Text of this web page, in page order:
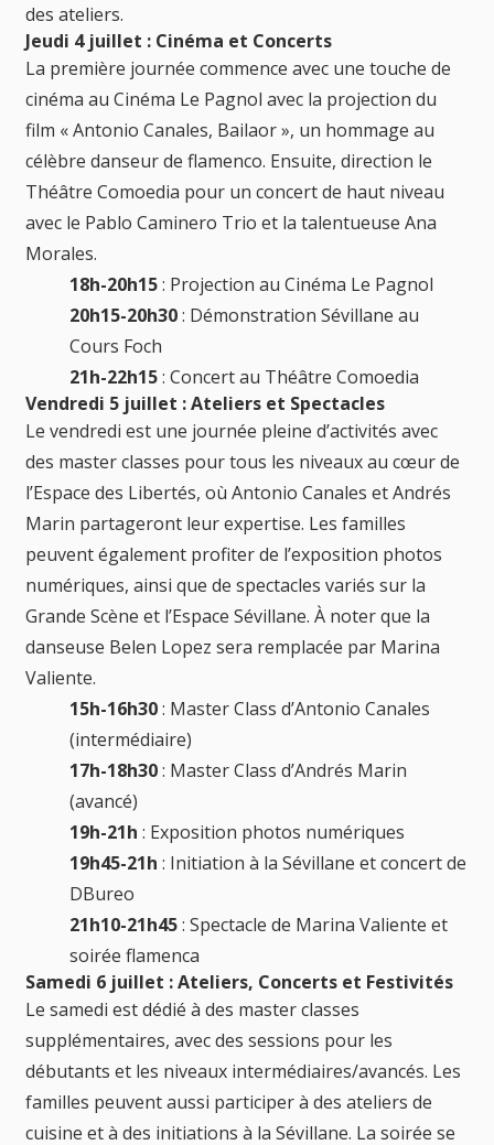
des ateliers.
Jeudi 4 juillet : Cinéma et Concerts
La première journée commence avec une touche de
cinéma au Cinéma Le Pagnol avec la projection du
film « Antonio Canales, Bailaor », un hommage au
célèbre danseur de flamenco. Ensuite, direction le
Théâtre Comoedia pour un concert de haut niveau
avec le Pablo Caminero Trio et la talentueuse Ana
Morales.
18h-20h15: Projection au Cinéma Le Pagnol
20h15-20h30: Démonstration Sévillane au
Cours Foch
21h-22h15: Concert au Théâtre Comoedia
Vendredi 5 juillet : Ateliers et Spectacles
Le vendredi est une journée pleine d’activités avec
des master classes pour tous les niveaux au cœur de
l’Espace des Libertés, où Antonio Canales et Andrés
Marin partageront leur expertise. Les familles
peuvent également profiter de l’exposition photos
numériques, ainsi que de spectacles variés sur la
Grande Scène et l’Espace Sévillane. À noter que la
danseuse Belen Lopez sera remplacée par Marina
Valiente.
15h-16h30: Master Class d’Antonio Canales
(intermédiaire)
17h-18h30: Master Class d’Andrés Marin
(avancé)
19h-21h : Exposition photos numériques
19h45-21h : Initiation à la Sévillane et concert de
DBureo
21h10-21h45: Spectacle de Marina Valiente et
soirée flamenca
Samedi 6 juillet : Ateliers, Concerts et Festivités
Le samedi est dédié à des master classes
supplémentaires, avec des sessions pour les
débutants et les niveaux intermédiaires/avancés. Les
familles peuvent aussi participer à des ateliers de
cuisine et à des initiations à la Sévillane. La soirée se